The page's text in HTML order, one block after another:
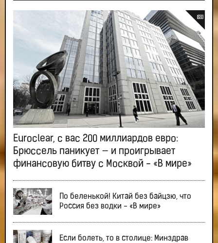
Euroclear, с вас 200 миллиардов евро:
Брюссель паникует — и проигрывает
финансовую битву с Москвой - «В мире»
По беленькой! Китай без байцзю, что
Россия без водки - «В мире»
Если болеть, то в столице: Минздрав